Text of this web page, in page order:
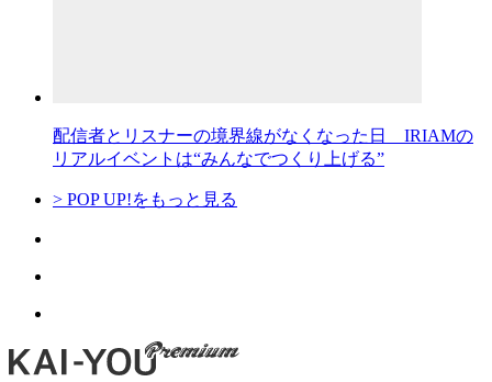
配信者とリスナーの境界線がなくなった日 IRIAMの
リアルイベントは“みんなでつくり上げる”
> POP UP!をもっと見る